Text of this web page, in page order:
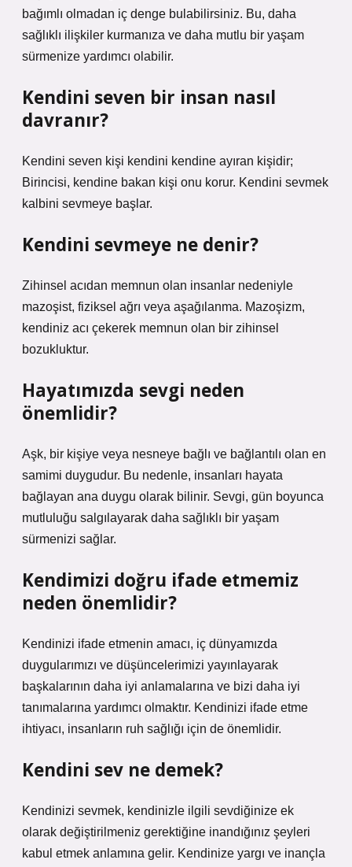
bağımlı olmadan iç denge bulabilirsiniz. Bu, daha
sağlıklı ilişkiler kurmanıza ve daha mutlu bir yaşam
sürmenize yardımcı olabilir.
Kendini seven bir insan nasıl
davranır?
Kendini seven kişi kendini kendine ayıran kişidir;
Birincisi, kendine bakan kişi onu korur. Kendini sevmek
kalbini sevmeye başlar.
Kendini sevmeye ne denir?
Zihinsel acıdan memnun olan insanlar nedeniyle
mazoşist, fiziksel ağrı veya aşağılanma. Mazoşizm,
kendiniz acı çekerek memnun olan bir zihinsel
bozukluktur.
Hayatımızda sevgi neden
önemlidir?
Aşk, bir kişiye veya nesneye bağlı ve bağlantılı olan en
samimi duygudur. Bu nedenle, insanları hayata
bağlayan ana duygu olarak bilinir. Sevgi, gün boyunca
mutluluğu salgılayarak daha sağlıklı bir yaşam
sürmenizi sağlar.
Kendimizi doğru ifade etmemiz
neden önemlidir?
Kendinizi ifade etmenin amacı, iç dünyamızda
duygularımızı ve düşüncelerimizi yayınlayarak
başkalarının daha iyi anlamalarına ve bizi daha iyi
tanımalarına yardımcı olmaktır. Kendinizi ifade etme
ihtiyacı, insanların ruh sağlığı için de önemlidir.
Kendini sev ne demek?
Kendinizi sevmek, kendinizle ilgili sevdiğinize ek
olarak değiştirilmeniz gerektiğine inandığınız şeyleri
kabul etmek anlamına gelir. Kendinize yargı ve inançla